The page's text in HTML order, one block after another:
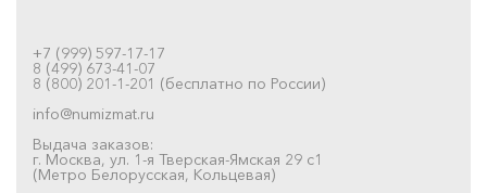
+7 (999) 597-17-17
8 (499) 673-41-07
8 (800) 201-1-201 (бесплатно по России)
info@numizmat.ru
Выдача заказов:
г. Москва, ул. 1-я Тверская-Ямская 29 с1
(Метро Белорусская, Кольцевая)